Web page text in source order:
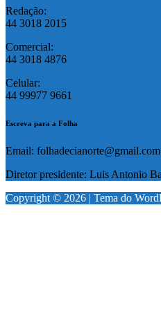
Redação:
44 3018 2015
Comercial:
44 3018 4876
Celular:
44 99977 9661
Escreva para a Folha
Email: folhadecianorte@gmail.com
Diretor presidente: Luis Antonio
Copyright © 2026 | Tema do